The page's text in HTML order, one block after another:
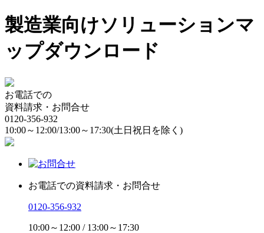
製造業向けソリューションマ
ップダウンロード
お電話での
資料請求・お問合せ
0120-356-932
10:00～12:00/13:00～17:30(土日祝日を除く)
お電話での資料請求・お問合せ
0120-356-932
10:00～12:00 / 13:00～17:30